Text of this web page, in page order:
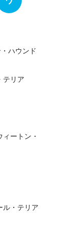
ハウンド
テリア
ートン・
ル・テリア